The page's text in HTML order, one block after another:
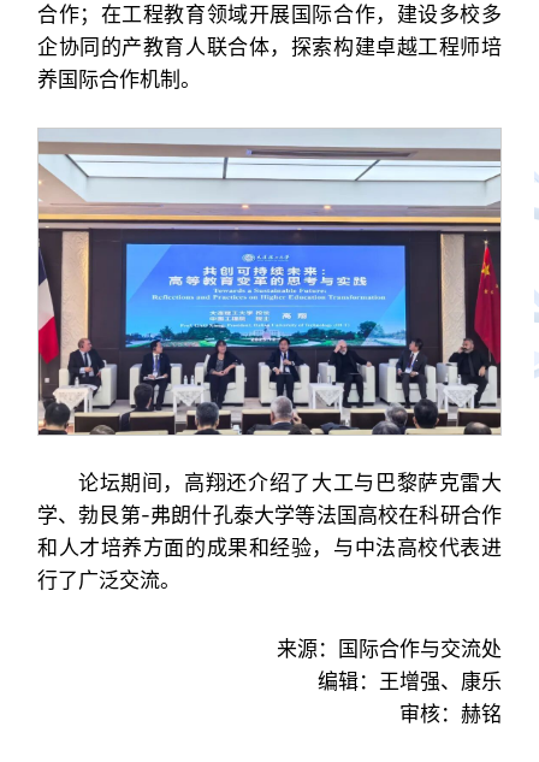
合作；在工程教育领域开展国际合作，建设多校多
企协同的产教育人联合体，探索构建卓越工程师培
养国际合作机制。
论坛期间，高翔还介绍了大工与巴黎萨克雷大
学、勃艮第-弗朗什孔泰大学等法国高校在科研合作
和人才培养方面的成果和经验，与中法高校代表进
行了广泛交流。
来源：国际合作与交流处
编辑：王增强、康乐
审核：赫铭